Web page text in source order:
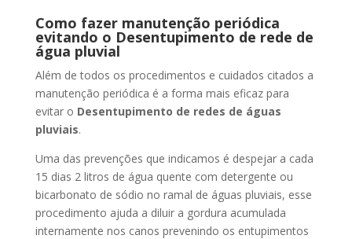
Como fazer manutenção periódica
evitando o Desentupimento de rede de
água pluvial
Além de todos os procedimentos e cuidados citados a
manutenção periódica é a forma mais eficaz para
evitar o Desentupimento de redes de águas
pluviais.
Uma das prevenções que indicamos é despejar a cada
15 dias 2 litros de água quente com detergente ou
bicarbonato de sódio no ramal de águas pluviais, esse
procedimento ajuda a diluir a gordura acumulada
internamente nos canos prevenindo os entupimentos